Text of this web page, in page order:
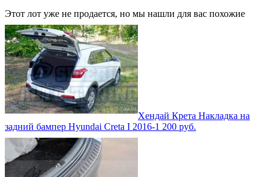
Этот лот уже не продается, но мы нашли для вас похожие
Хендай Крета Накладка на
задний бампер Hyundai Creta I 2016-1 200 руб.